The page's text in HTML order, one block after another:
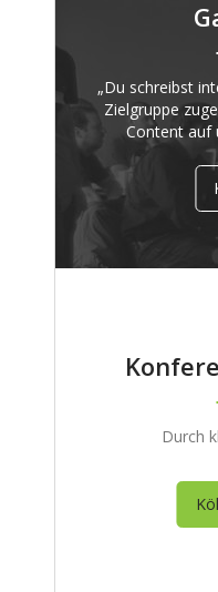
„Du schreibst
Zielgruppe
Content auf
Durch